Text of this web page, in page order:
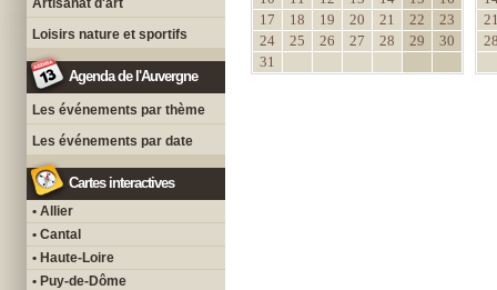
Artisanat d'art
Loisirs nature et sportifs
Agenda de l'Auvergne
Les événements par thème
Les événements par date
Cartes interactives
• Allier
• Cantal
• Haute-Loire
• Puy-de-Dôme
17
18 19 20 21 22
23
24
25 26 27 28 29
30
31